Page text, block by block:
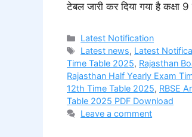
टेबल जारी कर दिया गया है कक्षा
Categories
Latest Notification
Tags
Latest news, Latest
Time Table 2025, Rajasthan
Rajasthan Half Yearly Exam
12th Time Table 2025, RBSE
Table 2025 PDF Download
Leave a comment